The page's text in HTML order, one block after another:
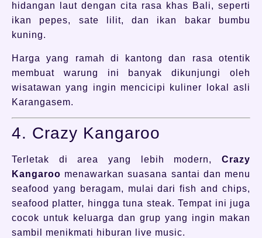
hidangan laut dengan cita rasa khas Bali, seperti
ikan pepes, sate lilit, dan ikan bakar bumbu
kuning.
Harga yang ramah di kantong dan rasa otentik
membuat warung ini banyak dikunjungi oleh
wisatawan yang ingin mencicipi kuliner lokal asli
Karangasem.
4. Crazy Kangaroo
Terletak di area yang lebih modern, Crazy
Kangaroo menawarkan suasana santai dan menu
seafood yang beragam, mulai dari fish and chips,
seafood platter, hingga tuna steak. Tempat ini juga
cocok untuk keluarga dan grup yang ingin makan
sambil menikmati hiburan live music.